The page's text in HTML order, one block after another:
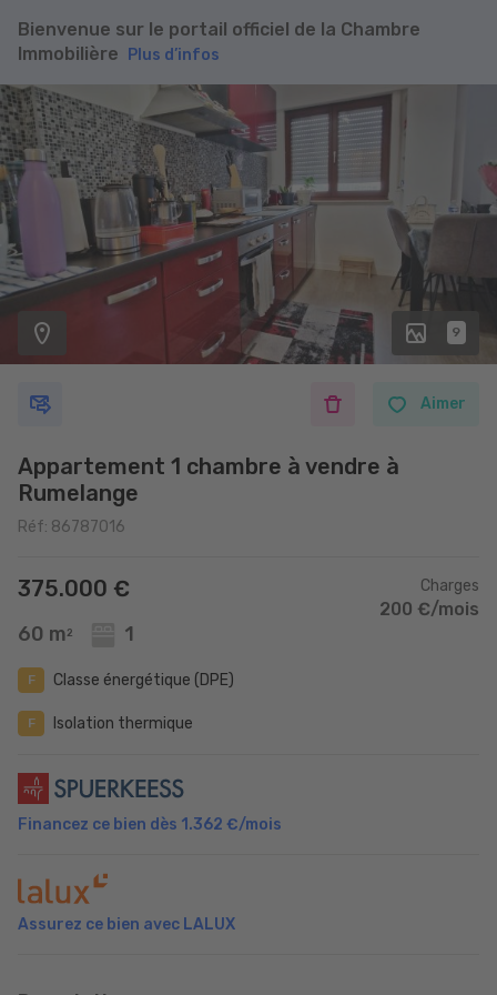
Bienvenue sur le portail officiel de la Chambre
Immobilière
Plus d’infos
9
Aimer
Appartement 1 chambre à vendre à
Rumelange
Réf: 86787016
375.000 €
60 m 2 1
Charges
200 €/mois
F Classe énergétique (DPE)
F Isolation thermique
Financez ce bien dès 1.362 €/mois
Assurez ce bien avec LALUX